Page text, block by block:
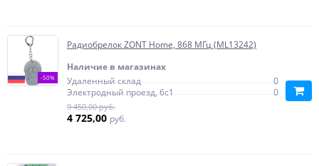
-50%
Радиобрелок ZONT Home, 868 МГц (ML13242)
Наличие в магазинах
Удаленный склад
0
Электродный проезд, 6с1
0
9 450,00 руб.
4 725,00 руб.